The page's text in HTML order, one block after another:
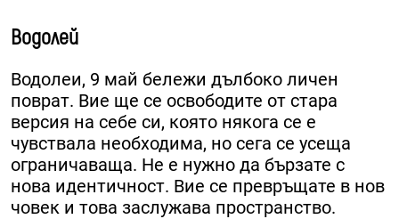
Водолей
Водолеи, 9 май бележи дълбоко личен
поврат. Вие ще се освободите от стара
версия на себе си, която някога се е
чувствала необходима, но сега се усеща
ограничаваща. Не е нужно да бързате с
нова идентичност. Вие се превръщате в нов
човек и това заслужава пространство.